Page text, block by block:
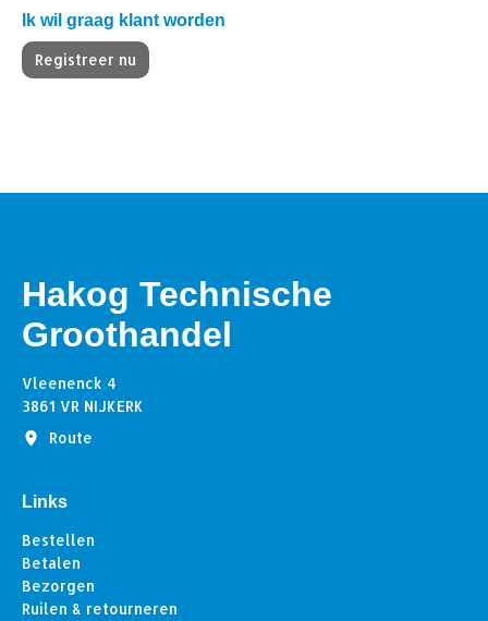
Ik wil graag klant worden
Registreer nu
Hakog Technische
Groothandel
Vleenenck 4
3861 VR NIJKERK
Route
Links
Bestellen
Betalen
Bezorgen
Ruilen & retourneren